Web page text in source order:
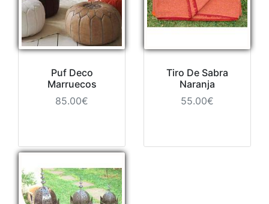
Puf Deco
Marruecos
85.00€
Tiro De Sabra
Naranja
55.00€